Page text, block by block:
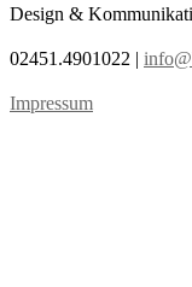
Design &
02451.4901022 |
Impressum